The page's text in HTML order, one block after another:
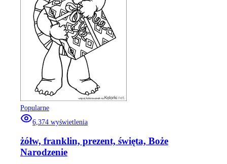
Popularne
6,374 wyświetlenia
żółw, franklin, prezent, święta, Boże
Narodzenie